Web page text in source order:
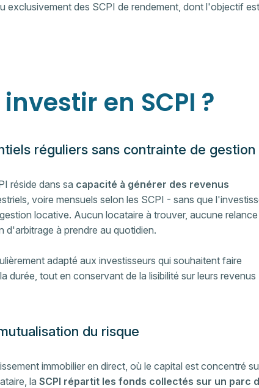
exclusivement des SCPI de rendement, dont l'objectif
en SCPI ?
réguliers sans contrainte de gestion
réside dans sa capacité à générer des revenus
voire mensuels selon les SCPI - sans que
locative. Aucun locataire à trouver, aucune relance
d'arbitrage à prendre au quotidien.
adapté aux investisseurs qui souhaitent faire
durée, tout en conservant de la lisibilité sur leurs revenus
du risque
immobilier en direct, où le capital est concentré
la SCPI répartit les fonds collectés sur un parc